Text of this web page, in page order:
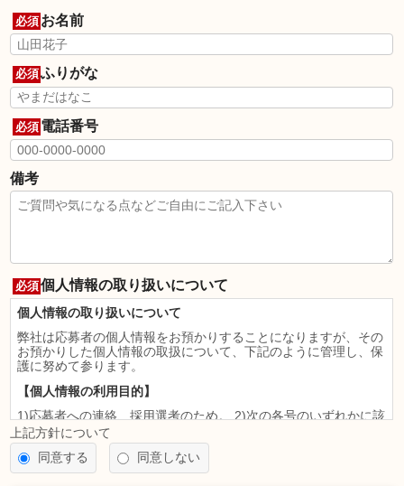
必須 お名前
必須ふりがな
必須 電話番号
備考
必須個人情報の取り扱いについて
個人情報の取り扱いについて
弊社は応募者の個人情報をお預かりすることになりますが、その
お預かりした個人情報の取扱について、下記のように管理し、保
護に努めて参ります。
【個人情報の利用目的】
1)応募者への連絡、採用選考のため。 2)次の各号のいずれかに該
当すると認められる場合には、利用目的の達成に必要な範囲を超
えて個人情報を利用することがあります。
法令に基づく場合
上記方針について
同意する
同意しない